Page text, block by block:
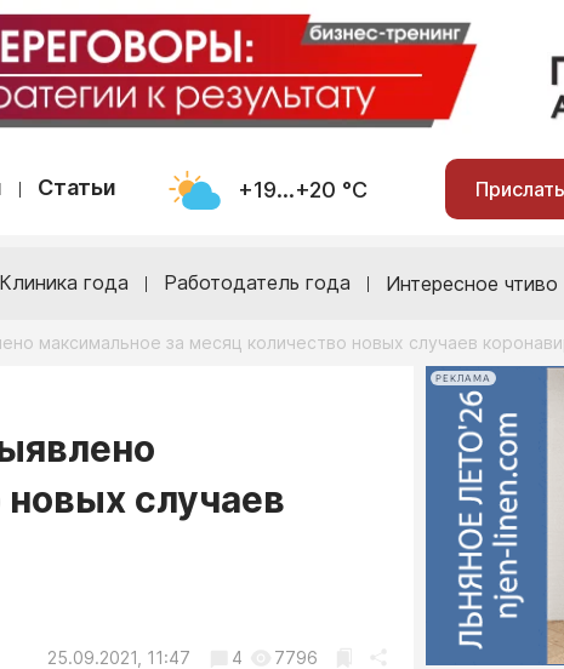
Статьи +19...+20 °С
Клиника года Работодатель года Интересное чтиво
максимальное за месяц количество новых случаев
случаев
25.09.2021, 11:47 4 7796
РЕКЛАМА